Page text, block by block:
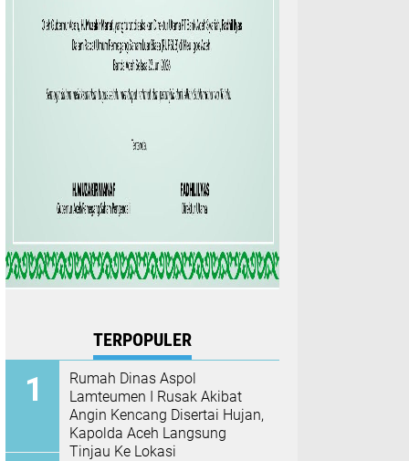
TERPOPULER
Rumah Dinas Aspol
Lamteumen I Rusak Akibat
Angin Kencang Disertai Hujan,
Kapolda Aceh Langsung
Tinjau Ke Lokasi